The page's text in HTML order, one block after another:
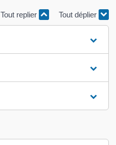
Tout replier Tout déplier